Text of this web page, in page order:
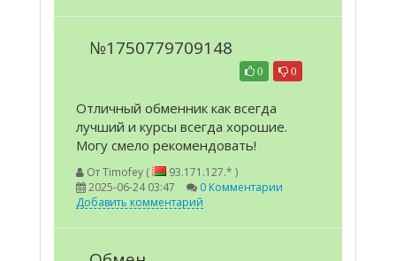
№1750779709148
0
0
Отличный обменник как всегда
лучший и курсы всегда хорошие.
Могу смело рекомендовать!
ОтTimofey (
93.171.127.* )
2025-06-24 03:47
0 Комментарии
Добавить комментарий